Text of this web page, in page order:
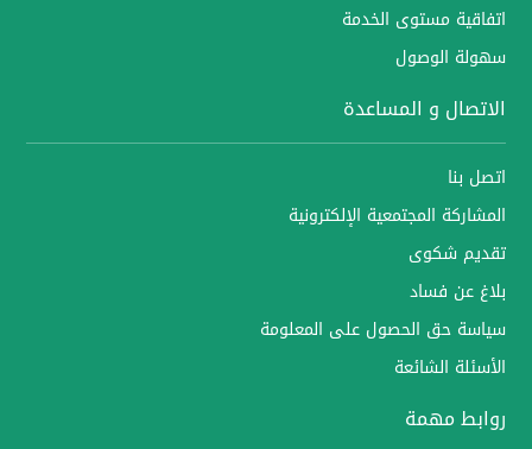
اتفاقية مستوى الخدمة
سهولة الوصول
الاتصال و المساعدة
اتصل بنا
المشاركة المجتمعية الإلكترونية
تقديم شكوى
بلاغ عن فساد
سياسة حق الحصول على المعلومة
الأسئلة الشائعة
روابط مهمة